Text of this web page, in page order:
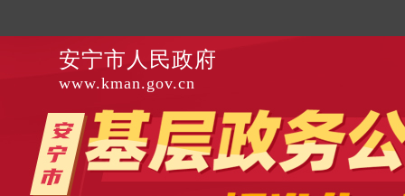
安宁市人民政府
www.kman.gov.cn